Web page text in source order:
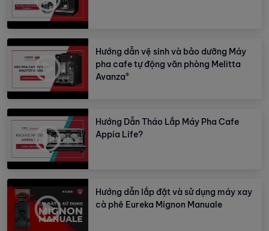
Hướng dẫn vệ sinh và bảo dưỡng Máy
pha cafe tự động văn phòng Melitta
Avanza®
Hướng Dẫn Tháo Lắp Máy Pha Cafe
Appia Life?
Hướng dẫn lắp đặt và sử dụng máy xay
cà phê Eureka Mignon Manuale